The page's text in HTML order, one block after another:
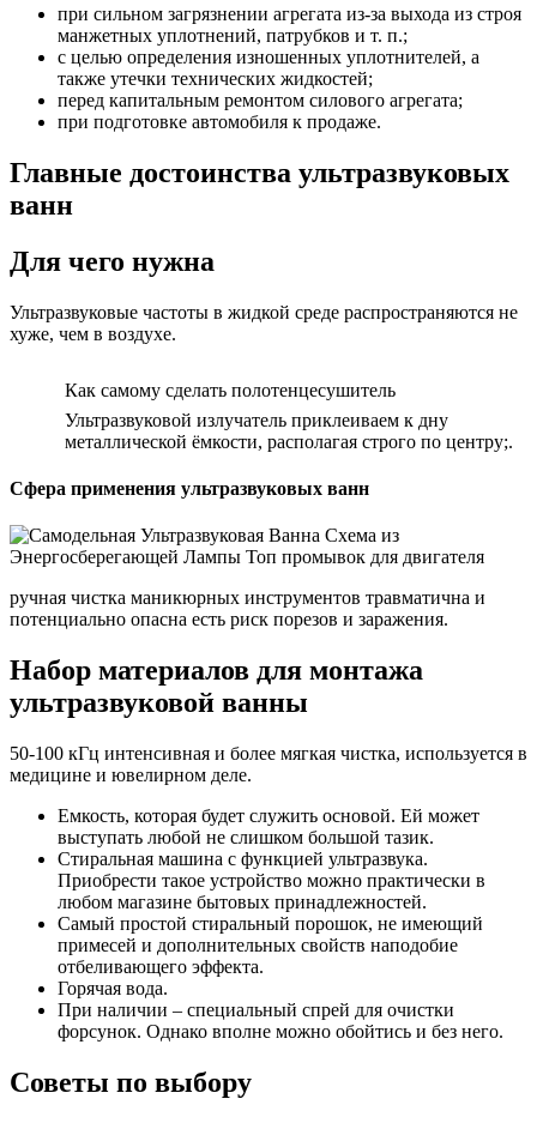
при сильном загрязнении агрегата из-за выхода из строя
манжетных уплотнений, патрубков и т. п.;
с целью определения изношенных уплотнителей, а
также утечки технических жидкостей;
перед капитальным ремонтом силового агрегата;
при подготовке автомобиля к продаже.
Главные достоинства ультразвуковых
ванн
Для чего нужна
Ультразвуковые частоты в жидкой среде распространяются не
хуже, чем в воздухе.
Как самому сделать полотенцесушитель
Ультразвуковой излучатель приклеиваем к дну
металлической ёмкости, располагая строго по центру;.
Сфера применения ультразвуковых ванн
ручная чистка маникюрных инструментов травматична и
потенциально опасна есть риск порезов и заражения.
Набор материалов для монтажа
ультразвуковой ванны
50-100 кГц интенсивная и более мягкая чистка, используется в
медицине и ювелирном деле.
Емкость, которая будет служить основой. Ей может
выступать любой не слишком большой тазик.
Стиральная машина с функцией ультразвука.
Приобрести такое устройство можно практически в
любом магазине бытовых принадлежностей.
Самый простой стиральный порошок, не имеющий
примесей и дополнительных свойств наподобие
отбеливающего эффекта.
Горячая вода.
При наличии – специальный спрей для очистки
форсунок. Однако вполне можно обойтись и без него.
Советы по выбору